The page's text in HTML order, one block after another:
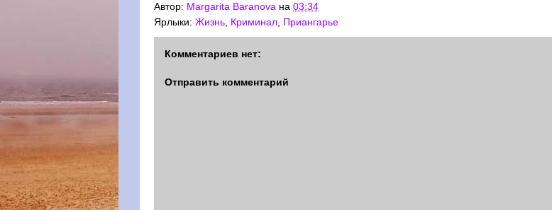
Автор: Margarita Baranova на 03:34
Ярлыки: Жизнь Криминал Приангарье
Комментариев нет:
Отправить комментарий